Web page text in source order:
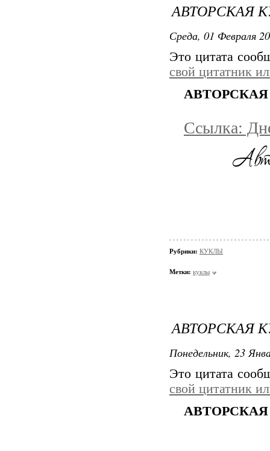
АВТОРСКАЯ
Среда, 01 Февраля
Это цитата
свой цитатник
Ссылка:
Рубрики: КУКЛЫ
Метки: куклы
АВТОРСКАЯ
Понедельник, 23
Это цитата
свой цитатник